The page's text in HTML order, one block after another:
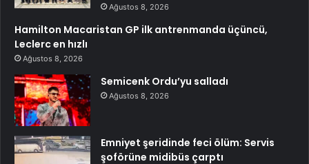
Ağustos 8, 2026
Hamilton Macaristan GP ilk antrenmanda üçüncü,
Leclerc en hızlı
Ağustos 8, 2026
Semicenk Ordu’yu salladı
Ağustos 8, 2026
Emniyet şeridinde feci ölüm: Servis
şoförüne midibüs çarptı